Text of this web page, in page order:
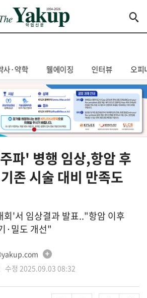
사·약학 웰에이징 인터뷰 오피
파' 병행 임상,항암 후
존 시술 대비 만족도
회'서 임상결과 발표.."항암 이후
·밀도 개선"
수정 2025.09.03 08:32